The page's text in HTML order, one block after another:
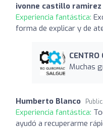
ivonne castillo ramirez
Experiencia fantástica:
forma de explicar y de
CENTRO
Muchas
Humberto Blanco
Experiencia fantástica:
ayudó a recuperarme